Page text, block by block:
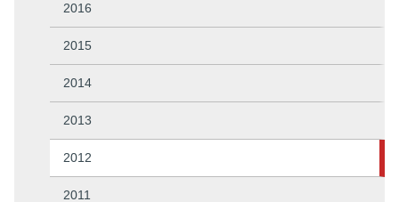
2016
2015
2014
2013
2012
2011